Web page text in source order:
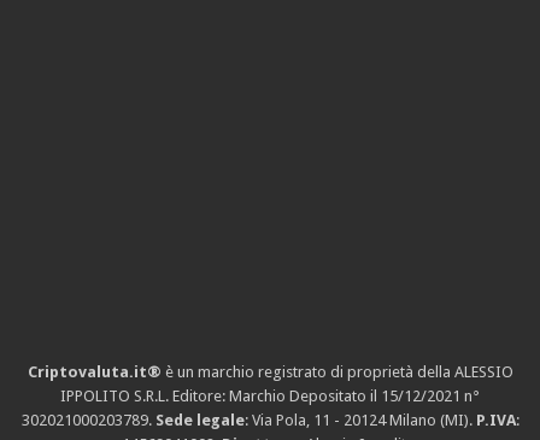
Criptovaluta.it® è un marchio registrato di proprietà della ALESSIO
IPPOLITO S.R.L. Editore: Marchio Depositato il 15/12/2021 n°
302021000203789. Sede legale: Via Pola, 11 - 20124 Milano (MI). P.IVA: